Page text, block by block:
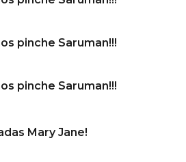
pinche Saruman!!!
pinche Saruman!!!
Mary Jane!